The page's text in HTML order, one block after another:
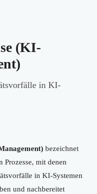
(KI-
in KI-
bezeichnet
Prozesse, mit denen
in KI-Systemen
und nachbereitet